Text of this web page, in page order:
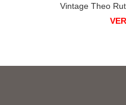
Vintage Theo